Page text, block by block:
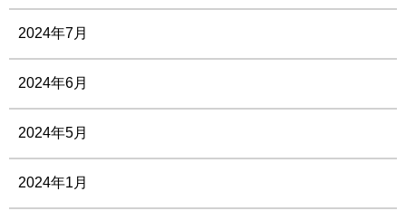
2024年7月
2024年6月
2024年5月
2024年1月